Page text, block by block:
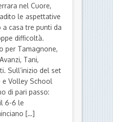
nel Cuore,
le aspettative
casa tre punti da
difficoltà.
per Tamagnone,
Tani,
Sull’inizio del set
e Volley School
di pari passo:
6-6 le
[…]